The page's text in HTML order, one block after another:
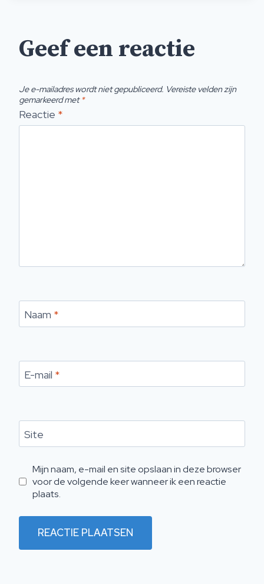
Geef een reactie
Je e-mailadres wordt niet gepubliceerd. Vereiste velden zijn
gemarkeerd met*
Reactie *
Naam *
E-mail *
Site
Mijn naam, e-mail en site opslaan in deze browser
voor de volgende keer wanneer ik een reactie
plaats.